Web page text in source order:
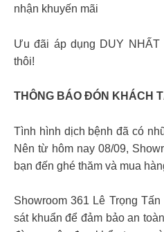
nhận khuyến mãi
Ưu đãi áp dụng DUY
thôi!
THÔNG BÁO ĐÓN KHÁCH
Tình hình dịch bệnh đã có
Nên từ hôm nay 08/09,
bạn đến ghé thăm và mua
Showroom 361 Lê Trọng
sát khuẩn để đảm bảo an